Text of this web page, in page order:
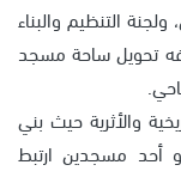
التنظيم والبناء
تحويل ساحة مسجد
والأثرية حيث بني
أحد مسجدين ارتبط